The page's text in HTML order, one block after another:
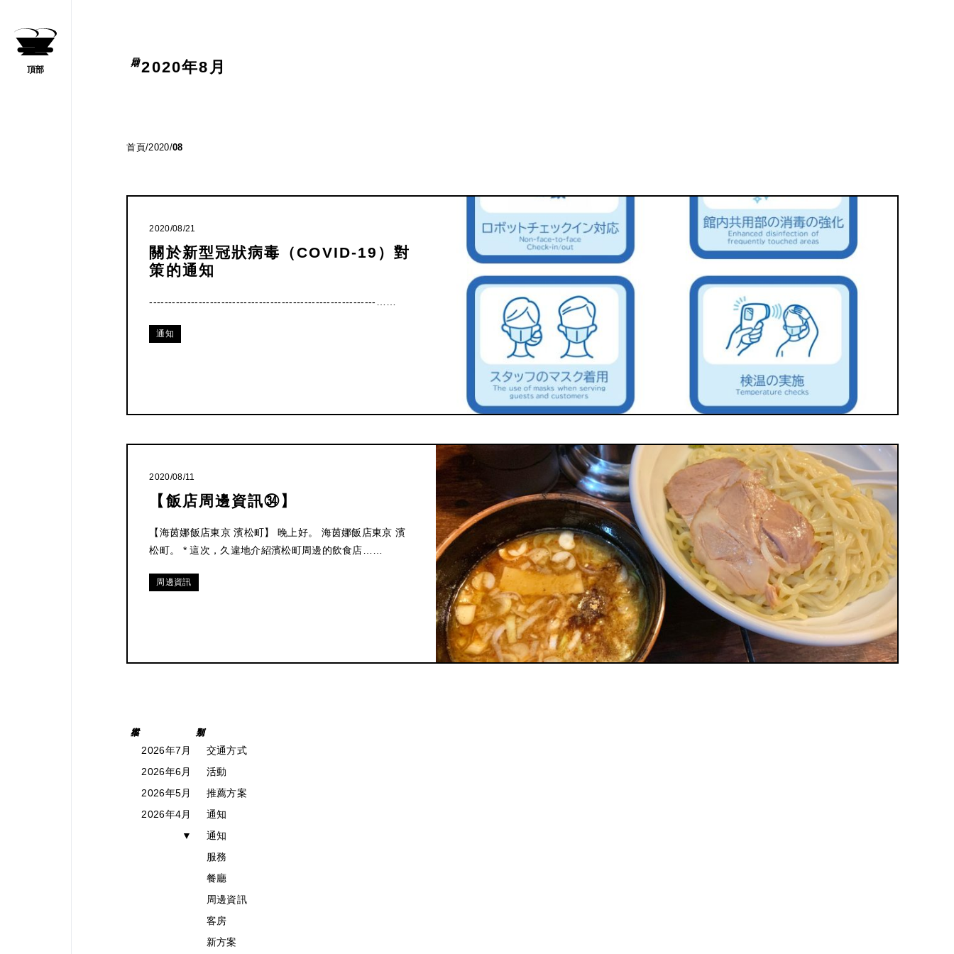
頂部 2020年8月
首頁/2020/08
2020/08/21
關於新型冠狀病毒（COVID-19）對
策的通知
------------------------------------------------------------……
通知
2020/08/11
【飯店周邊資訊㉞】
【海茵娜飯店東京 濱松町】 晚上好。 海茵娜飯店東京 濱
松町。 * 這次，久違地介紹濱松町周邊的飲食店……
周邊資訊
2026年7月
2026年6月
2026年5月
2026年4月
▼
交通方式
活動
推薦方案
通知
通知
服務
餐廳
周邊資訊
客房
新方案